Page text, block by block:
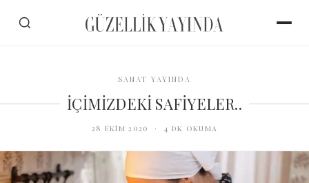
SANAT YAYINDA
İÇİMİZDEKİ SAFİYELER..
28 Ekim 2020 · 4 dk okuma